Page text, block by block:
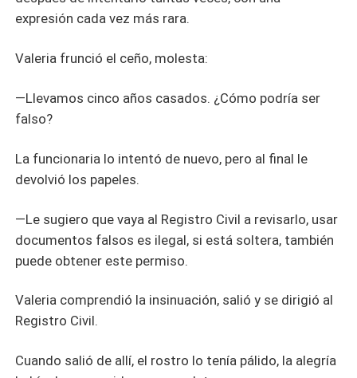
expresión cada vez más rara.
Valeria frunció el ceño, molesta:
—Llevamos cinco años casados. ¿Cómo podría ser
falso?
La funcionaria lo intentó de nuevo, pero al final le
devolvió los papeles.
—Le sugiero que vaya al Registro Civil a revisarlo, usar
documentos falsos es ilegal, si está soltera, también
puede obtener este permiso.
Valeria comprendió la insinuación, salió y se dirigió al
Registro Civil.
Cuando salió de allí, el rostro lo tenía pálido, la alegría